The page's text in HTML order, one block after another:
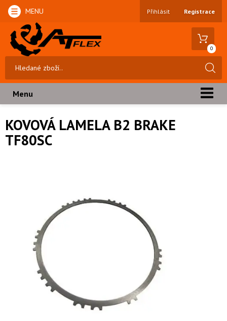
MENU Přihlásit Registrace
0
Menu
KOVOVÁ LAMELA B2 BRAKE
TF80SC